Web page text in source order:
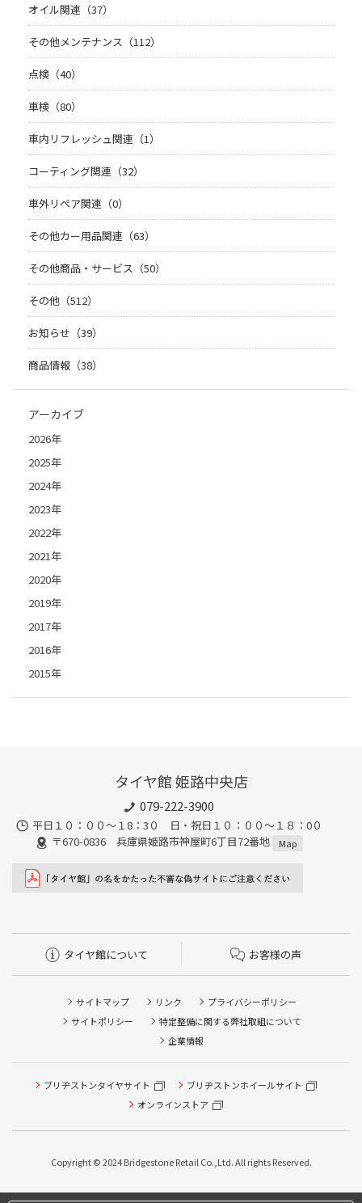
オイル関連（37）
その他メンテナンス（112）
点検（40）
車検（80）
車内リフレッシュ関連（1）
コーティング関連（32）
車外リペア関連（0）
その他カー用品関連（63）
その他商品・サービス（50）
その他（512）
お知らせ（39）
商品情報（38）
アーカイブ
2026年
2025年
2024年
2023年
2022年
2021年
2020年
2019年
2017年
2016年
2015年
タイヤ館 姫路中央店
079-222-3900
平日１０：００～１8：3０ 日・祝日１０：００～１８：0０
〒670-0836 兵庫県姫路市神屋町6丁目72番地
Map
タイヤ館について お客様の声
サイトマップ リンク
プライバシーポリシー
サイトポリシー
特定整備に関する弊社取組について
企業情報
ブリヂストンタイヤサイト
ブリヂストンホイールサイト
オンラインストア
Copyright © 2024 Bridgestone Retail Co.,Ltd. All rights Reserved.
タイヤ点検・安全点検/タイヤ履き替え/オイル交換/その他